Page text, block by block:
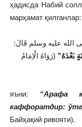
ҳадисда Набий
марҳамат қилганлар:
الله عليه وسلم قَالَ:
بَعْدَهُ” (رَوَاهُ الْاِمَامُ
яъни: “Арафа
каффоратдир:
Байҳақий ривояти).